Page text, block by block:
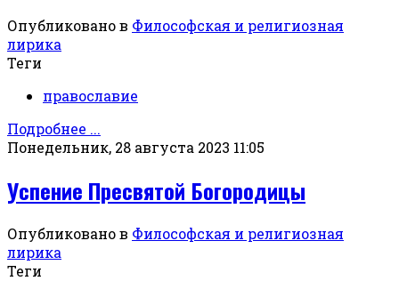
Опубликовано в Философская и религиозная
лирика
Теги
православие
Подробнее ...
Понедельник, 28 августа 2023 11:05
Успение Пресвятой Богородицы
Опубликовано в Философская и религиозная
лирика
Теги